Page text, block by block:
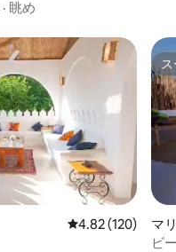
· 眺め
レビュー120件、
4.82 (120)
ス
マ
ビ